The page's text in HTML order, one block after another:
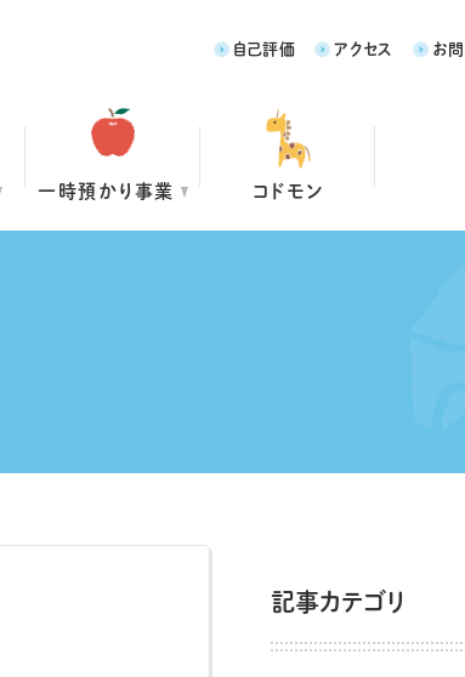
一時預かり事業 コドモン
自己評価 アクセス お
記事カテゴリ